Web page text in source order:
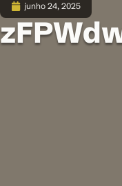
junho 24, 2025